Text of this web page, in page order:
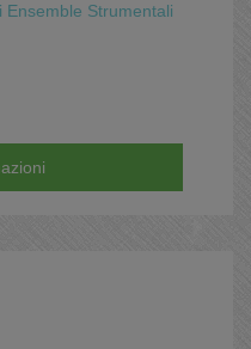
Strumentali